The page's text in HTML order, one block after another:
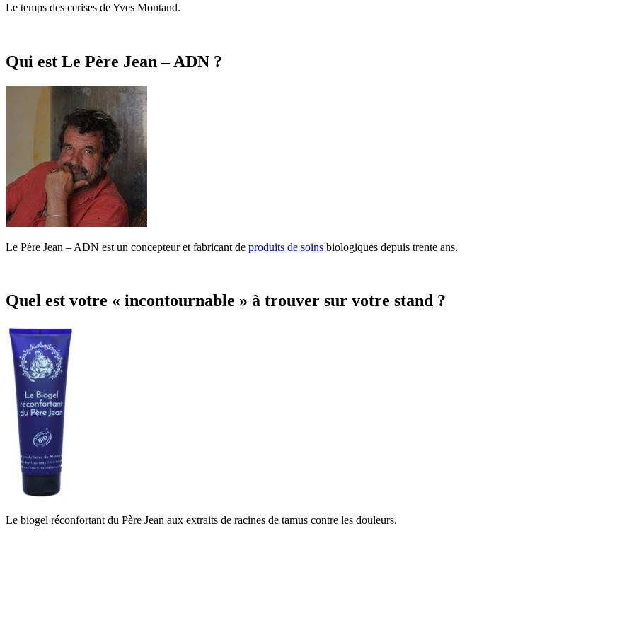
Le temps des cerises de Yves Montand.
Qui est Le Père Jean – ADN ?
Le Père Jean – ADN est un concepteur et fabricant de produits de soins biologiques depuis trente ans.
Quel est votre « incontournable » à trouver sur votre stand ?
Le biogel réconfortant du Père Jean aux extraits de racines de tamus contre les douleurs.